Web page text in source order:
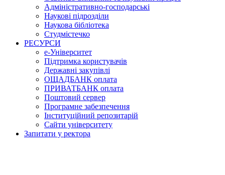
Адміністративно-господарські
Наукові підрозділи
Наукова бібліотека
Студмістечко
РЕСУРСИ
е-Університет
Підтримка користувачів
Державні закупівлі
ОЩАДБАНК оплата
ПРИВАТБАНК оплата
Поштовий сервер
Програмне забезпечення
Інституційний репозитарій
Сайти університету
Запитати у ректора